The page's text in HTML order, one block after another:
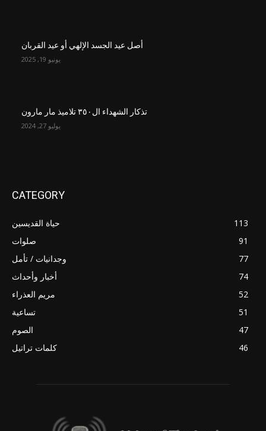
أصل عيد الجسد الإلهي أو عيد القربان
يونيو 19, 2025
تذكار الشهداء ال٣٥٠ تلاميذ مار مارون
يوليو 27, 2024
CATEGORY
حياة القديسين
113
صلوات
91
وجدانيات / تأمل
77
أخبار وأحداث
74
مريم العذراء
52
تساعية
51
الصوم
47
كلمات تراتيل
46